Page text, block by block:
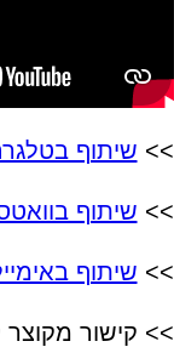
>> שיתוף
>> שיתוף
>> שיתוף
>> קישור מקוצר